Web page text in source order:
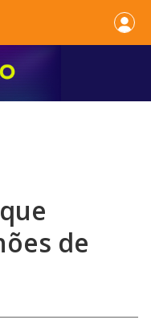
de